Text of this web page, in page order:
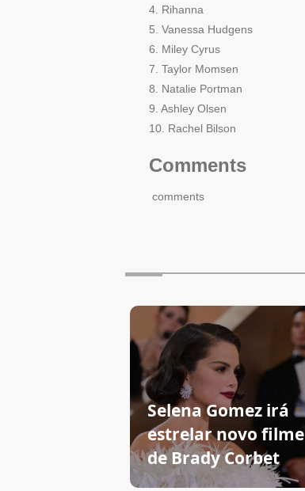
4. Rihanna
5. Vanessa Hudgens
6. Miley Cyrus
7. Taylor Momsen
8. Natalie Portman
9. Ashley Olsen
10. Rachel Bilson
Comments
comments
Selena Gomez irá
estrelar novo filme
de Brady Corbet